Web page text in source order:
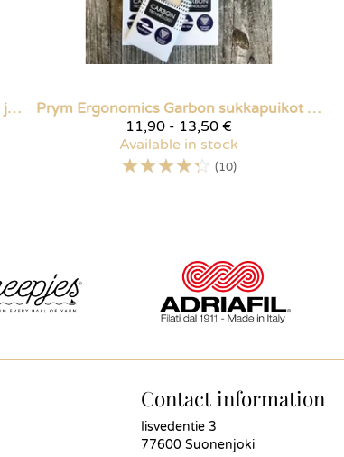
Ergo pyöröpuikko 6 ja 7 mm
Prym Ergonomics
Garbon sukkapuikot hiilikuituvahvisteella
11,90 - 13,50 €
Available in stock
☆☆☆☆☆ (10)
Contact information
Iisvedentie 3
77600 Suonenjoki